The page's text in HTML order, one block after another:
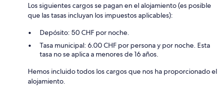
Los siguientes cargos se pagan en el alojamiento (es posible
que las tasas incluyan los impuestos aplicables):
Depósito: 50 CHF por noche.
Tasa municipal: 6.00 CHF por persona y por noche. Esta
tasa no se aplica a menores de 16 años.
Hemos incluido todos los cargos que nos ha proporcionado el
alojamiento.